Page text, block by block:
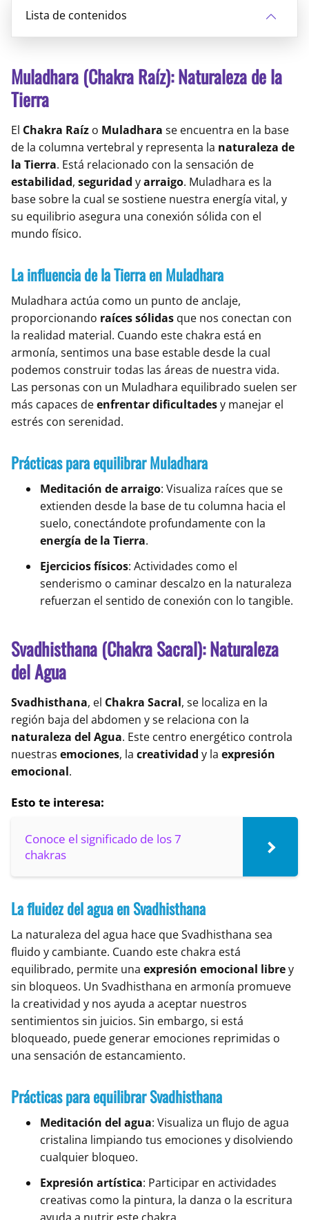
Lista de contenidos
Muladhara (Chakra Raíz): Naturaleza de la
Tierra
El Chakra Raíz o Muladhara se encuentra en la base
de la columna vertebral y representa la naturaleza de
la Tierra. Está relacionado con la sensación de
estabilidad, seguridad yarraigo. Muladhara es la
base sobre la cual se sostiene nuestra energía vital, y
su equilibrio asegura una conexión sólida con el
mundo físico.
La influencia de la Tierra en Muladhara
Muladhara actúa como un punto de anclaje,
proporcionando raíces sólidas que nos conectan con
la realidad material. Cuando este chakra está en
armonía, sentimos una base estable desde la cual
podemos construir todas las áreas de nuestra vida.
Las personas con un Muladhara equilibrado suelen ser
más capaces deenfrentar dificultadesy manejar el
estrés con serenidad.
Prácticas para equilibrar Muladhara
Meditación de arraigo: Visualiza raíces que se
extienden desde la base de tu columna hacia el
suelo, conectándote profundamente con la
energía de la Tierra.
Ejercicios físicos: Actividades como el
senderismo o caminar descalzo en la naturaleza
refuerzan el sentido de conexión con lo tangible.
Svadhisthana (Chakra Sacral): Naturaleza
del Agua
Svadhisthana, el Chakra Sacral, se localiza en la
región baja del abdomen y se relaciona con la
naturaleza del Agua. Este centro energético controla
nuestras emociones, la creatividad y la expresión
emocional.
Esto te interesa:
Conoce el significado de los 7
chakras
La fluidez del agua en Svadhisthana
La naturaleza del agua hace que Svadhisthana sea
fluido y cambiante. Cuando este chakra está
equilibrado, permite una expresión emocional librey
sin bloqueos. Un Svadhisthana en armonía promueve
la creatividad y nos ayuda a aceptar nuestros
sentimientos sin juicios. Sin embargo, si está
bloqueado, puede generar emociones reprimidas o
una sensación de estancamiento.
Prácticas para equilibrar Svadhisthana
Meditación del agua: Visualiza un flujo de agua
cristalina limpiando tus emociones y disolviendo
cualquier bloqueo.
Expresión artística: Participar en actividades
creativas como la pintura, la danza o la escritura